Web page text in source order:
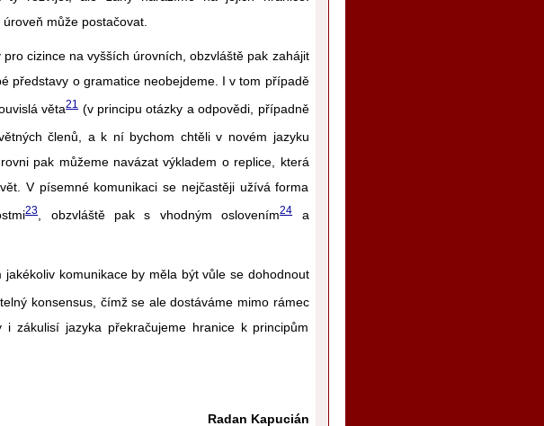
může postačovat.
cizince na vyšších úrovních, obzvláště pak zahájit
představy o gramatice neobejdeme. I v tom případě
věta21(v principu otázky a odpovědi, případně
členů, a k ní bychom chtěli v novém jazyku
pak můžeme navázat výkladem o replice, která
V písemné komunikaci se nejčastěji užívá forma
23, obzvláště pak s vhodným oslovením24a
komunikace by měla být vůle se dohodnout
konsensus, čímž se ale dostáváme mimo rámec
zákulisí jazyka překračujeme hranice k principům
Radan Kapucián